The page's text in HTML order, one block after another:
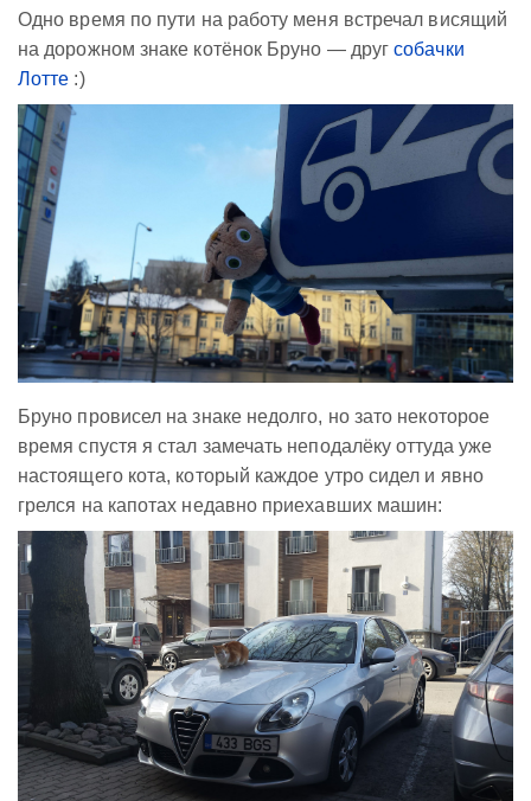
Одно время по пути на работу меня встречал висящий
на дорожном знаке котёнок Бруно — другсобачки
Лотте :)
Бруно провисел на знаке недолго, но зато некоторое
время спустя я стал замечать неподалёку оттуда уже
настоящего кота, который каждое утро сидел и явно
грелся на капотах недавно приехавших машин: